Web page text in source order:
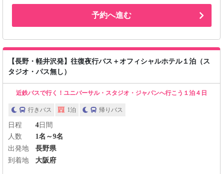
予約へ進む
【長野・軽井沢発】往復夜行バス＋オフィシャルホテル１泊（ス
タジオ・パス無し）
近鉄バスで行く！ユニバーサル・スタジオ・ジャパンへ行こう１泊４日
行きバス 1泊 帰りバス
日程 4日間
人数
1名～9名
出発地
長野県
到着地
大阪府